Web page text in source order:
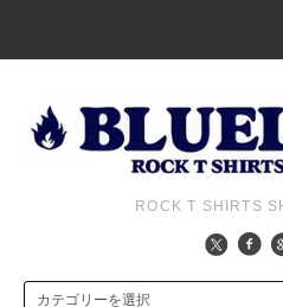
ROCK T SHIRTS